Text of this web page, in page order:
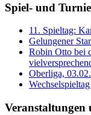
Spiel- und
11. Spieltag:
Gelungener
Robin Otto bei
Oberliga,
Veranstaltungen